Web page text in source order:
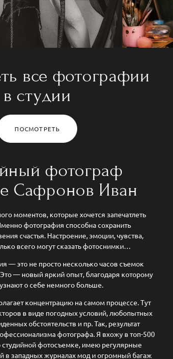
все фотографии
в студии
ПОСМОТРЕТЬ
фотограф
Сафронов Иван
моментов, которые хочется запечатлеть
фотография способна сохранить
счастья. Настроение, эмоции, чувства,
всего могут сказать фотоснимки…
— это не просто несколько часов съемок
— новый яркий опыт, благодаря которому
о себе немного больше.
концентрацию на самом процессе. Тут
в виде погодных условий, любопытных
обстоятельств и пр. Так, результат
фотографа. Я вхожу в топ-500
фотосъемке, имею регулярные
в западных журналах мод и огромный багаж